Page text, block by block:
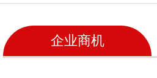
企业商机